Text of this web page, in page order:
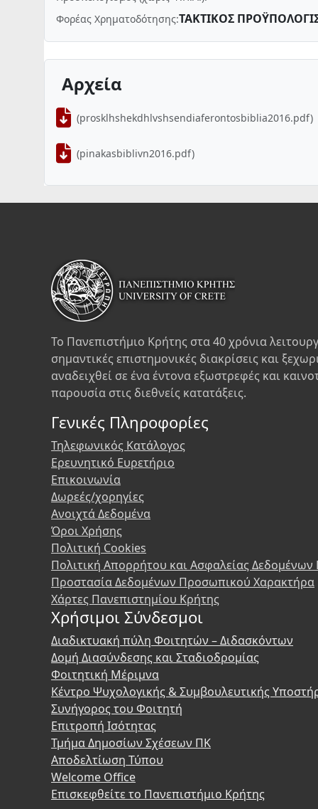
Φορέας Χρηματοδότησης:ΤΑΚΤΙΚΟΣ
Αρχεία
(prosklhshekdhlvshsendiaferontosbiblia2016.pdf)
(pinakasbiblivn2016.pdf)
Το Πανεπιστήμιο Κρήτης στα 40 χρόνια
σημαντικές επιστημονικές διακρίσεις και
αναδειχθεί σε ένα έντονα εξωστρεφές και
παρουσία στις διεθνείς κατατάξεις.
Γενικές Πληροφορίες
Τηλεφωνικός Κατάλογος
Ερευνητικό Ευρετήριο
Επικοινωνία
Δωρεές/χορηγίες
Ανοιχτά Δεδομένα
Όροι Χρήσης
Πολιτική Cookies
Πολιτική Απορρήτου και Ασφαλείας
Προστασία Δεδομένων Προσωπικού Χαρακτήρα
Χάρτες Πανεπιστημίου Κρήτης
Χρήσιμοι Σύνδεσμοι
Διαδικτυακή πύλη Φοιτητών – Διδασκόντων
Δομή Διασύνδεσης και Σταδιοδρομίας
Φοιτητική Μέριμνα
Κέντρο Ψυχολογικής & Συμβουλευτικής
Συνήγορος του Φοιτητή
Επιτροπή Ισότητας
Τμήμα Δημοσίων Σχέσεων ΠΚ
Αποδελτίωση Τύπου
Welcome Office
Επισκεφθείτε το Πανεπιστήμιο Κρήτης